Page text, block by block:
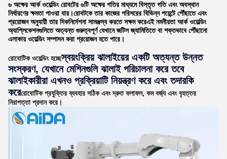
৬ অক্ষের আর্ক ওয়েল্ডিং রোবটের ৬টি অক্ষের গতির মাধ্যমে বিস্তৃত গতি এবং অবস্থান
নির্ধারণের ক্ষমতা পাওয়া যায়।রোবটকে তার কাজের পরিসরের বিভিন্ন পয়েন্টে পৌঁছাতে এবং
প্রয়োজন অনুযায়ী তার দিকনির্দেশনা সামঞ্জস্য করতে সক্ষম করেএই নমনীয়তা আর্ক ওয়েল্ডিং
অ্যাপ্লিকেশনগুলিতে অত্যন্ত গুরুত্বপূর্ণ যেখানে জটিল জ্যামিতিতে বা শক্তভাবে পৌঁছানো
এলাকায় ওয়েল্ডিং সম্পাদন করা প্রয়োজন হতে পারে।
রোবোটিক ওয়েল্ডিং হচ্ছেস্বয়ংক্রিয় ঝালাইয়ের একটি অত্যন্ত উন্নত
সংস্করণ, যেখানে মেশিনগুলি ঝালাই পরিচালনা করে তবে
ঝালাইকারীরা এখনও প্রক্রিয়াটি নিয়ন্ত্রণ করে এবং তদারকি
করেরোবোটিক প্রযুক্তির ব্যবহার সঠিক এবং দ্রুত ফলাফল, কম বর্জ্য এবং বৃহত্তর
নিরাপত্তা প্রদান করে।